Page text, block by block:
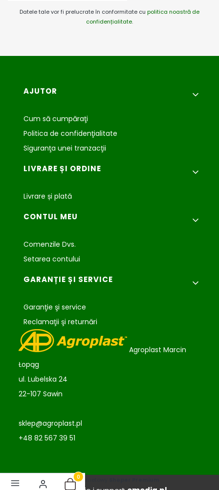
Datele tale vor fi prelucrate în conformitate cu politica noastră de
confidențialitate.
Meniu subsol
AJUTOR
Cum să cumpăraţi
Politica de confidenţialitate
Siguranţa unei tranzacţii
LIVRARE ȘI ORDINE
Livrare și plată
CONTUL MEU
Comenzile Dvs.
Setarea contului
GARANȚIE ȘI SERVICE
Garanţie şi service
Reclamaţii şi returnări
Agroplast Marcin
Łopąg
ul. Lubelska 24
22-107 Sawin
sklep@agroplast.pl
+48 82 567 39 51
Sklep internetowy
Produse în coș: 0. See details